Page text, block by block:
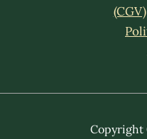
(CGV)
Copyright